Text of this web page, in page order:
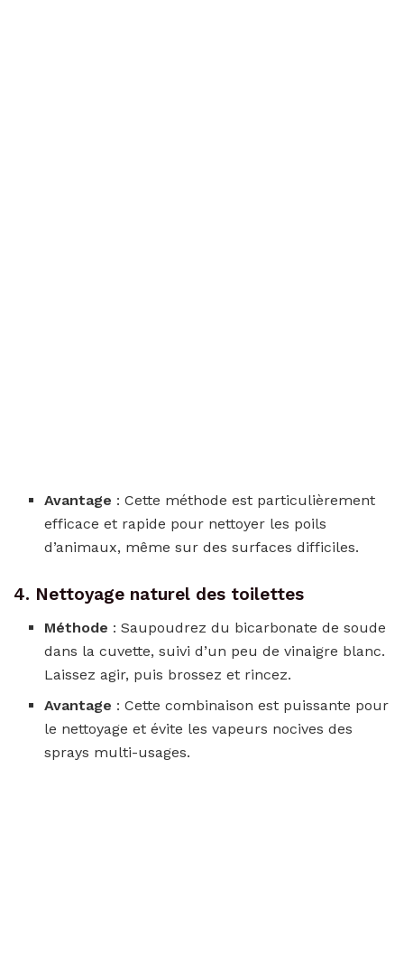
Avantage : Cette méthode est particulièrement
efficace et rapide pour nettoyer les poils
d’animaux, même sur des surfaces difficiles.
4. Nettoyage naturel des toilettes
Méthode : Saupoudrez du bicarbonate de soude
dans la cuvette, suivi d’un peu de vinaigre blanc.
Laissez agir, puis brossez et rincez.
Avantage : Cette combinaison est puissante pour
le nettoyage et évite les vapeurs nocives des
sprays multi-usages.